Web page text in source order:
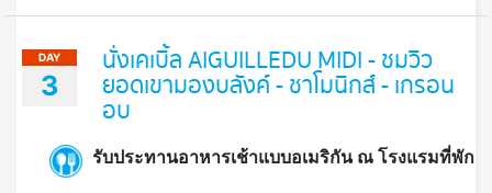
DAY
3
นั่งเคเบิ้ล AIGUILLEDU MIDI - ชมวิว
ยอดเขามองบลังค์ - ชาโมนิกส์ - เกรอน
อบ
รับประทานอาหารเช้าแบบอเมริกัน ณ โรงแรมที่พัก